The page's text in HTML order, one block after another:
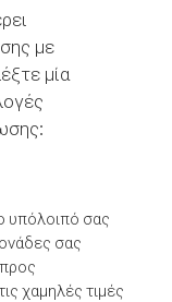
με
μία
υπόλοιπό σας
σας
χαμηλές τιμές